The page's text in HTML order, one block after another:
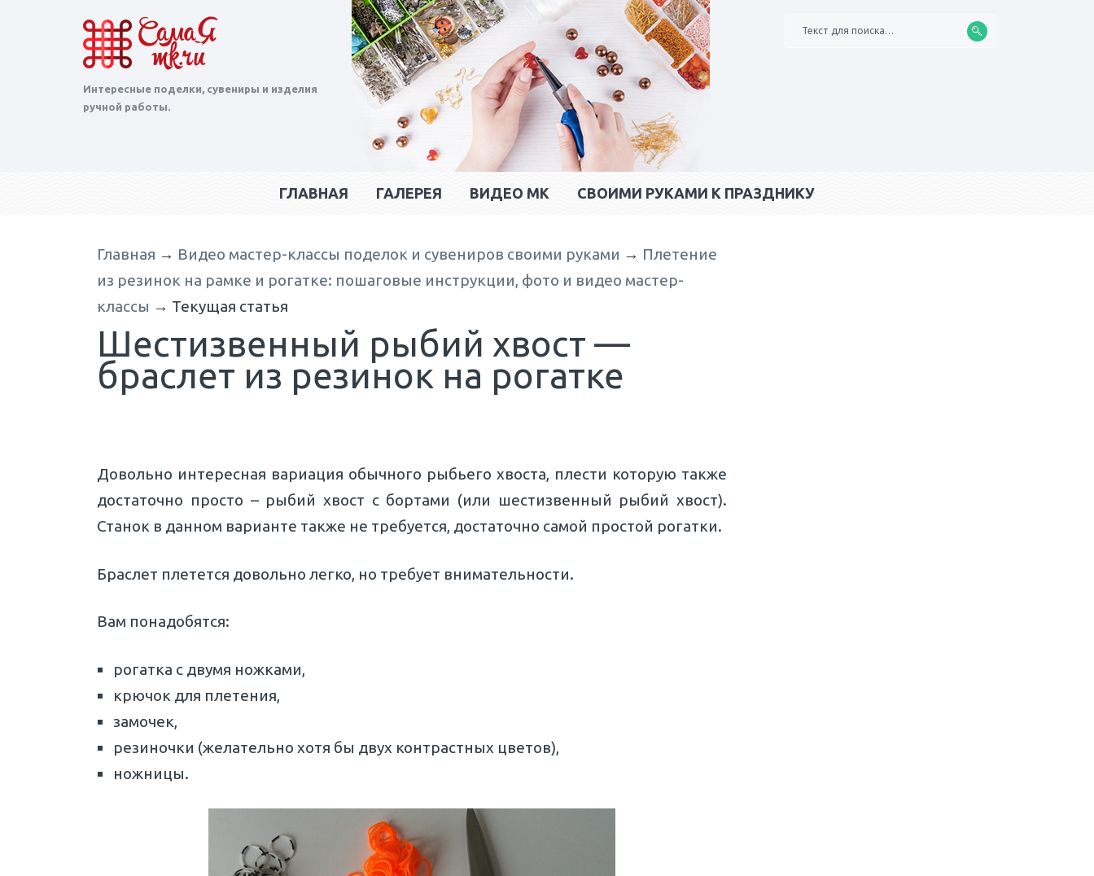
Интересные поделки, сувениры и изделия
ручной работы.
Текст для поиска…
ГЛАВНАЯ ГАЛЕРЕЯ ВИДЕО МК CВОИМИ РУКАМИ К ПРАЗДНИКУ
Главная → Видео мастер-классы поделок и сувениров своими руками → Плетение
из резинок на рамке и рогатке: пошаговые инструкции, фото и видео мастер-
классы → Текущая статья
Шестизвенный рыбий хвост —
браслет из резинок на рогатке
Довольно интересная вариация обычного рыбьего хвоста, плести которую также
достаточно просто – рыбий хвост с бортами (или шестизвенный рыбий хвост).
Станок в данном варианте также не требуется, достаточно самой простой рогатки.
Браслет плетется довольно легко, но требует внимательности.
Вам понадобятся:
рогатка с двумя ножками,
крючок для плетения,
замочек,
резиночки (желательно хотя бы двух контрастных цветов),
ножницы.